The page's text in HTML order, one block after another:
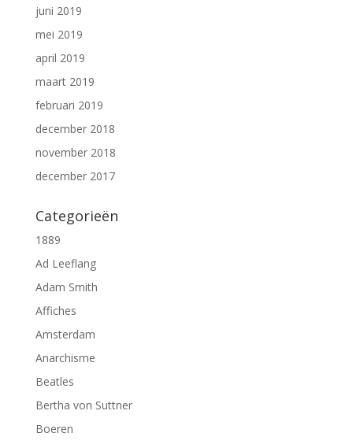
juni 2019
mei 2019
april 2019
maart 2019
februari 2019
december 2018
november 2018
december 2017
Categorieën
1889
Ad Leeflang
Adam Smith
Affiches
Amsterdam
Anarchisme
Beatles
Bertha von Suttner
Boeren